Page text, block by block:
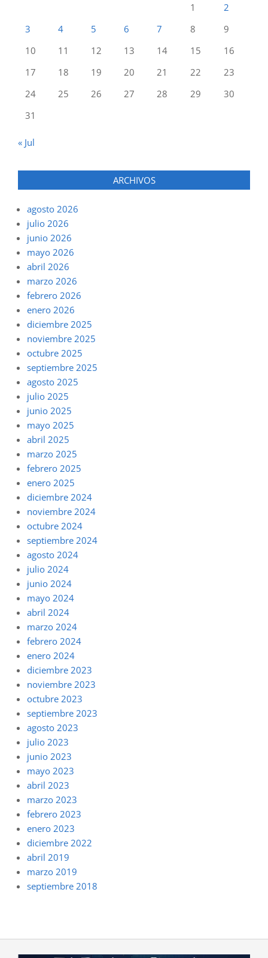
1
2
3
4 5 6 7 8
9
10
11 12 13 14 15
16
17
18 19 20 21 22
23
24
25 26 27 28 29
30
31
« Jul
ARCHIVOS
agosto 2026
julio 2026
junio 2026
mayo 2026
abril 2026
marzo 2026
febrero 2026
enero 2026
diciembre 2025
noviembre 2025
octubre 2025
septiembre 2025
agosto 2025
julio 2025
junio 2025
mayo 2025
abril 2025
marzo 2025
febrero 2025
enero 2025
diciembre 2024
noviembre 2024
octubre 2024
septiembre 2024
agosto 2024
julio 2024
junio 2024
mayo 2024
abril 2024
marzo 2024
febrero 2024
enero 2024
diciembre 2023
noviembre 2023
octubre 2023
septiembre 2023
agosto 2023
julio 2023
junio 2023
mayo 2023
abril 2023
marzo 2023
febrero 2023
enero 2023
diciembre 2022
abril 2019
marzo 2019
septiembre 2018